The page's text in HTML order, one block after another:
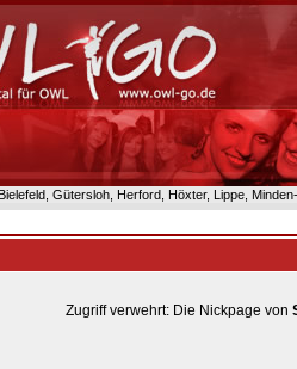
Gütersloh, Herford, Höxter, Lippe,
Zugriff verwehrt: Die Nickpage von